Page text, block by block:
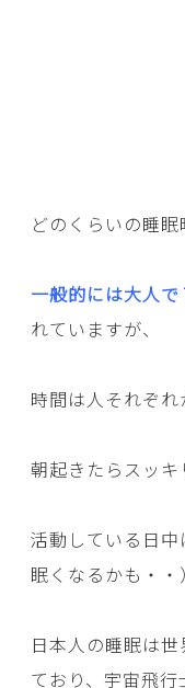
どのくらいの睡眠
一般的には大人
れていますが、
時間は人それぞ
朝起きたらスッキ
活動している日
眠くなるかも・・
日本人の睡眠は
ており、宇宙飛